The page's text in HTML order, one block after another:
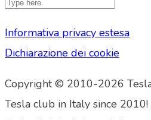
Informativa privacy estesa
Dichiarazione dei cookie
Copyright © 2010-2026
Tesla club in Italy since